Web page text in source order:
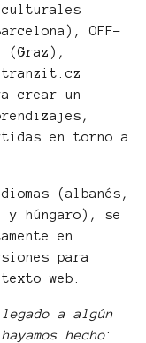
culturales
OFF-
(Graz),
tranzit.cz
crear un
en torno a
(albanés,
y húngaro), se
en
para
web.
a algún
hecho: